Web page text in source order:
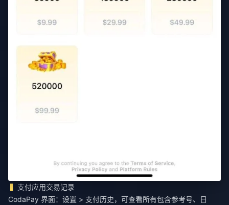
支付应用交易记录
CodaPay 界面：设置 > 支付历史，可查看所有包含参考号、日